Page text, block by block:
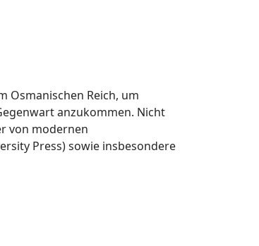
Osmanischen Reich, um
anzukommen. Nicht
von modernen
Press) sowie insbesondere